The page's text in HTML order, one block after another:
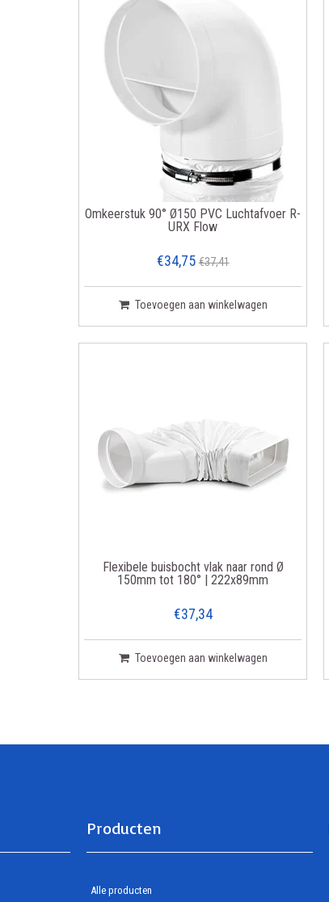
Omkeerstuk 90° Ø150 PVC Luchtafvoer R-
URX Flow
€34,75 €37,41
Toevoegen aan winkelwagen
Flexibele buisbocht vlak naar rond Ø
150mm tot 180° | 222x89mm
€37,34
Toevoegen aan winkelwagen
Producten
Alle producten